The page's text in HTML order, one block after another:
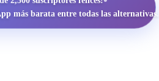
más barata entre todas las alternativas.